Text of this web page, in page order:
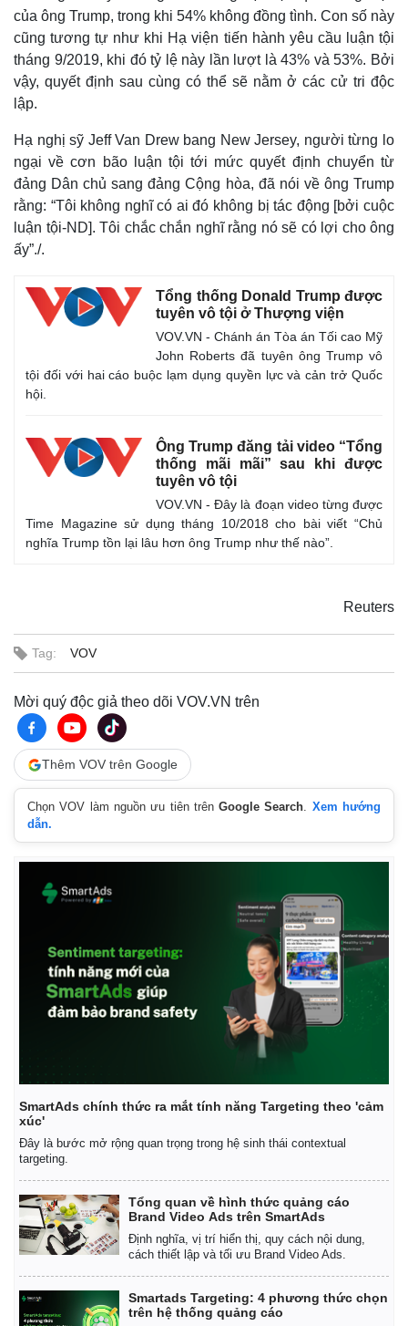
Vụ án
Tin nóng
Tư vấn luật
của ông Trump, trong khi 54% không đồng tình. Con số này
cũng tương tự như khi Hạ viện tiến hành yêu cầu luận tội
tháng 9/2019, khi đó tỷ lệ này lần lượt là 43% và 53%. Bởi
vậy, quyết định sau cùng có thể sẽ nằm ở các cử tri độc
lập.
Hạ nghị sỹ Jeff Van Drew bang New Jersey, người từng lo
ngại về cơn bão luận tội tới mức quyết định chuyển từ
đảng Dân chủ sang đảng Cộng hòa, đã nói về ông Trump
rằng: “Tôi không nghĩ có ai đó không bị tác động [bởi cuộc
luận tội-ND]. Tôi chắc chắn nghĩ rằng nó sẽ có lợi cho ông
ấy”./.
Tổng thống Donald Trump được
tuyên vô tội ở Thượng viện
VOV.VN - Chánh án Tòa án Tối cao Mỹ
John Roberts đã tuyên ông Trump vô
tội đối với hai cáo buộc lạm dụng quyền lực và cản trở Quốc
hội.
Ông Trump đăng tải video “Tổng
thống mãi mãi” sau khi được
tuyên vô tội
VOV.VN - Đây là đoạn video từng được
Time Magazine sử dụng tháng 10/2018 cho bài viết “Chủ
nghĩa Trump tồn lại lâu hơn ông Trump như thế nào”.
Reuters
Tag: VOV
Mời quý độc giả theo dõi VOV.VN trên
Thêm VOV trên Google
Chọn VOV làm nguồn ưu tiên trênGoogle Search. Xem hướng
dẫn.
SmartAds chính thức ra mắt tính năng Targeting theo 'cảm
xúc'
Đây là bước mở rộng quan trọng trong hệ sinh thái contextual
targeting.
Tổng quan về hình thức quảng cáo
Brand Video Ads trên SmartAds
Định nghĩa, vị trí hiển thị, quy cách nội dung,
cách thiết lập và tối ưu Brand Video Ads.
Smartads Targeting: 4 phương thức chọn
trên hệ thống quảng cáo